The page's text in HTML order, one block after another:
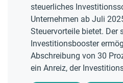
steuerliches
Unternehmen ab Juli
Steuervorteile bietet. Der
Investitionsbooster
Abschreibung von 30
ein Anreiz, der